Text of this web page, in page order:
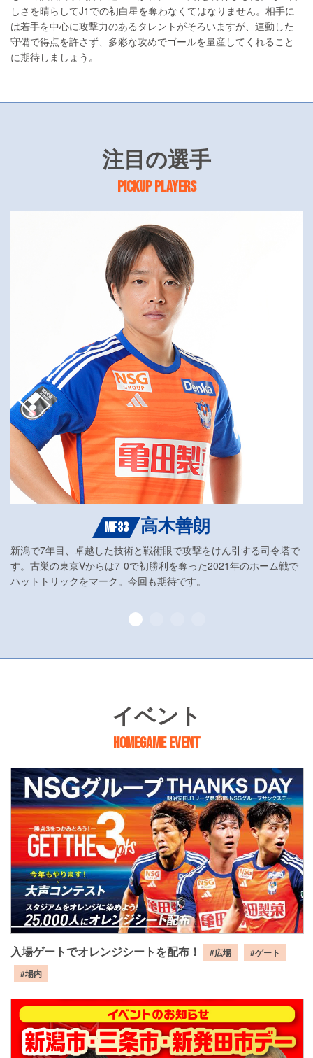
しさを晴らしてJ1での初白星を奪わなくてはなりません。相手に
は若手を中心に攻撃力のあるタレントがそろいますが、連動した
守備で得点を許さず、多彩な攻めでゴールを量産してくれること
に期待しましょう。
注目の選手
PICKUP PLAYERS
MF33 高木善朗
新潟で7年目、卓越した技術と戦術眼で攻撃をけん引する司令塔で
す。古巣の東京Vからは7-0で初勝利を奪った2021年のホーム戦で
ハットトリックをマーク。今回も期待です。
イベント
HOMEGAME EVENT
入場ゲートでオレンジシートを配布！ #広場
#ゲート
#場内